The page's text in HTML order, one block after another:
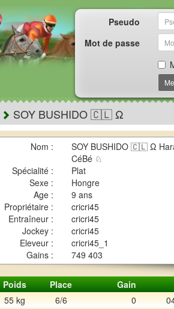
Pseudo
Mot de passe
SOY BUSHIDO 🇨🇱 Ω
Nom :
SOY BUSHIDO 🇨🇱 Ω
CéBé ♘
Spécialité :
Plat
Sexe :
Hongre
Age :
9 ans
Propriétaire :
cricri45
Entraîneur :
cricri45
Jockey :
cricri45
Eleveur :
cricri45_1
Gains :
749 403
Poids Place Gain
55 kg 6/6 0